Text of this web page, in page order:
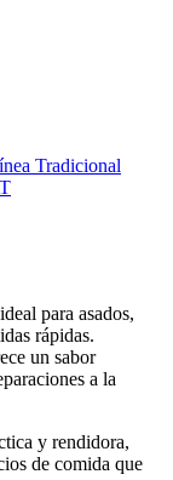
Tradicional
para asados,
rápidas.
un sabor
a la
y rendidora,
de comida que